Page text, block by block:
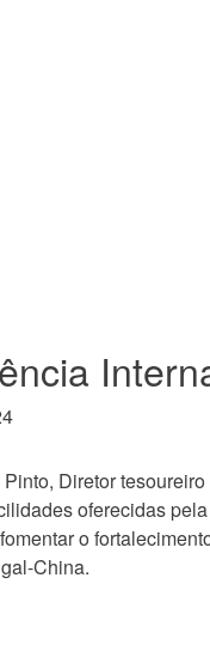
Diretor
oferecidas
o
China.